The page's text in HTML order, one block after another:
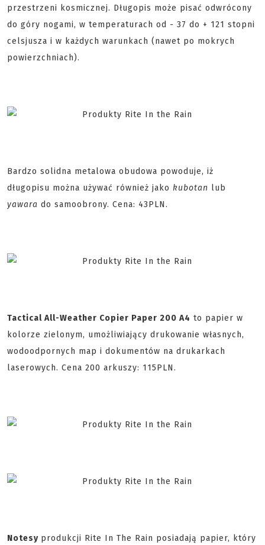
przestrzeni kosmicznej. Długopis może pisać odwrócony
do góry nogami, w temperaturach od - 37 do + 121 stopni
celsjusza i w każdych warunkach (nawet po mokrych
powierzchniach).
Bardzo solidna metalowa obudowa powoduje, iż
długopisu można używać również jako kubotan lub
yawara do samoobrony. Cena: 43PLN.
Tactical All-Weather Copier Paper 200 A4 to papier w
kolorze zielonym, umożliwiający drukowanie własnych,
wodoodpornych map i dokumentów na drukarkach
laserowych. Cena 200 arkuszy: 115PLN.
Notesy produkcji Rite In The Rain posiadają papier, który